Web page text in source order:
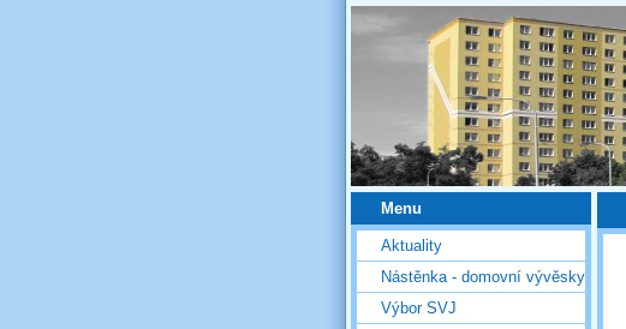
Menu
Aktuality
Nástěnka - domovní vývěsky
Výbor SVJ